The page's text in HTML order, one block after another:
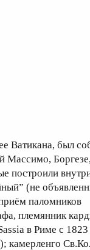
Ватикана, был
Массимо,
построили
(не
приём паломников
племянник
в Риме c
камерленго